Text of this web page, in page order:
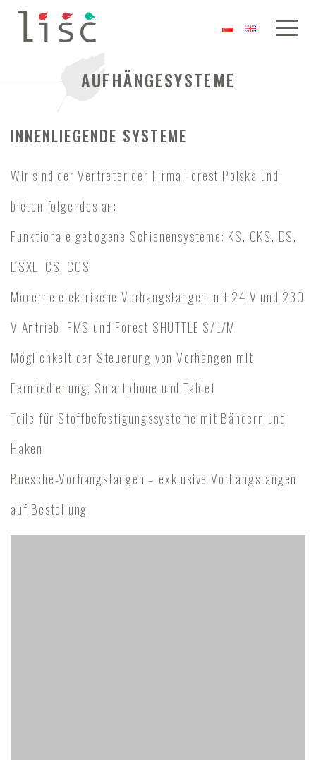
AUFHÄNGESYSTEME
INNENLIEGENDE SYSTEME
Wir sind der Vertreter der Firma Forest Polska und
bieten folgendes an:
Funktionale gebogene Schienensysteme: KS, CKS, DS,
DSXL, CS, CCS
Moderne elektrische Vorhangstangen mit 24 V und 230
V Antrieb: FMS und Forest SHUTTLE S/L/M
Möglichkeit der Steuerung von Vorhängen mit
Fernbedienung, Smartphone und Tablet
Teile für Stoffbefestigungssysteme mit Bändern und
Haken
Buesche-Vorhangstangen – exklusive Vorhangstangen
auf Bestellung